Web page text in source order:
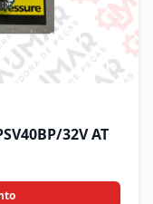
32V AT